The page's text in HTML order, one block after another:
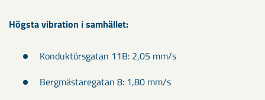
Högsta vibration i samhället:
Konduktörsgatan 11B: 2,05 mm/s
Bergmästaregatan 8: 1,80 mm/s